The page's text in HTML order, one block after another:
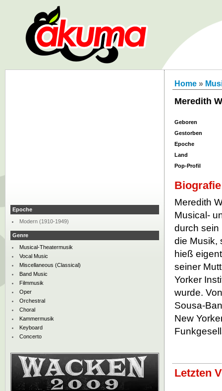
Home »
Meredith
Geboren
Gestorben
Epoche
Land
Pop-Profil
Biografie
Meredith
Musical-
durch sein
die Musik,
hieß
seiner
Yorker
wurde.
Sousa-
New
Letzten
Epoche
Modern (1910-1949)
Genre
Musical-Theatermusik
Vocal Music
Miscellaneous (Classical)
Band Music
Filmmusik
Oper
Orchestral
Choral
Kammermusik
Keyboard
Concerto